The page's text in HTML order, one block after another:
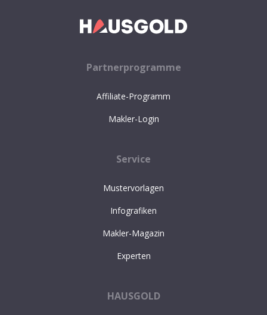
Partnerprogramme
Affiliate-Programm
Makler-Login
Service
Mustervorlagen
Infografiken
Makler-Magazin
Experten
HAUSGOLD